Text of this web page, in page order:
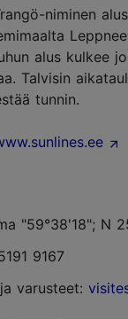
niminen
alus kulkee
Talvisin
tunnin.
"59°38'18"; N
9167
varusteet: